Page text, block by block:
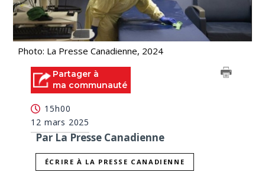
Photo: La Presse Canadienne, 2024
Partager à
ma communauté
15h00
12 mars 2025
Par La Presse Canadienne
ÉCRIRE À LA PRESSE CANADIENNE